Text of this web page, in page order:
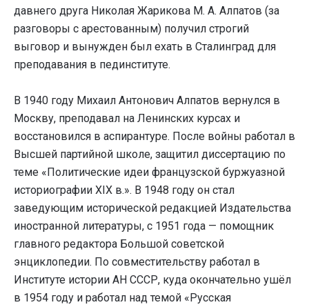
давнего друга Николая Жарикова М. А. Алпатов (за
разговоры с арестованным) получил строгий
выговор и вынужден был ехать в Сталинград для
преподавания в пединституте.
В 1940 году Михаил Антонович Алпатов вернулся в
Москву, преподавал на Ленинских курсах и
восстановился в аспирантуре. После войны работал в
Высшей партийной школе, защитил диссертацию по
теме «Политические идеи французской буржуазной
историографии XIX в.». В 1948 году он стал
заведующим исторической редакцией Издательства
иностранной литературы, с 1951 года — помощник
главного редактора Большой советской
энциклопедии. По совместительству работал в
Институте истории АН СССР, куда окончательно ушёл
в 1954 году и работал над темой «Русская